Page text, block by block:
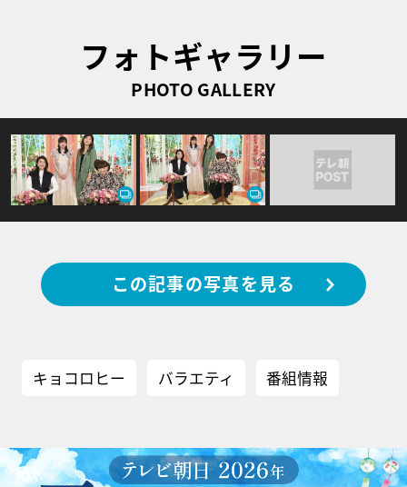
フォトギャラリー
PHOTO GALLERY
この記事の写真を見る
キョコロヒー バラエティ 番組情報